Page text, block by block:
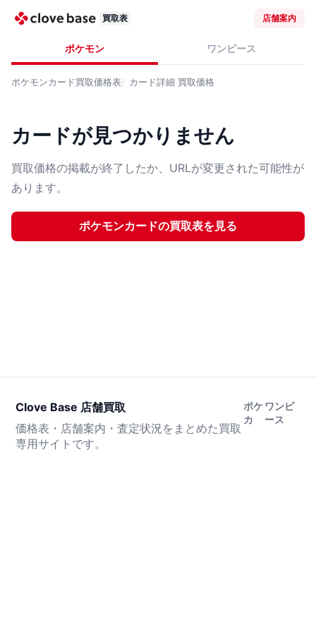
買取表 店舗案内
ポケモン ワンピース
ポケモンカード買取価格表 カード詳細 買取価格
カードが見つかりません
買取価格の掲載が終了したか、URLが変更された可能性が
あります。
ポケモンカードの買取表を見る
Clove Base 店舗買取
価格表・店舗案内・査定状況をまとめた買取
専用サイトです。
ポケ
カ
ワンピ
ース